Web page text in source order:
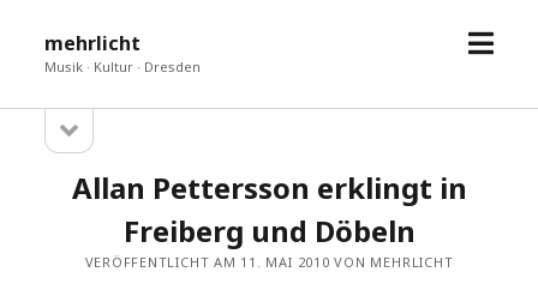
mehrlicht
Musik · Kultur · Dresden
Menü
Sidebar
öffnen
Allan Pettersson erklingt in
Freiberg und Döbeln
VERÖFFENTLICHT AM 11. MAI 2010 VON MEHRLICHT